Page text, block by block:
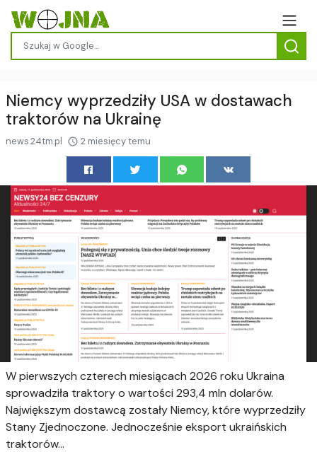
Niemcy wyprzedziły USA w dostawach
traktorów na Ukrainę
news.24tm.pl 2 miesięcy temu
W pierwszych czterech miesiącach 2026 roku Ukraina
sprowadziła traktory o wartości 293,4 mln dolarów.
Największym dostawcą zostały Niemcy, które wyprzedziły
Stany Zjednoczone. Jednocześnie eksport ukraińskich
traktorów...